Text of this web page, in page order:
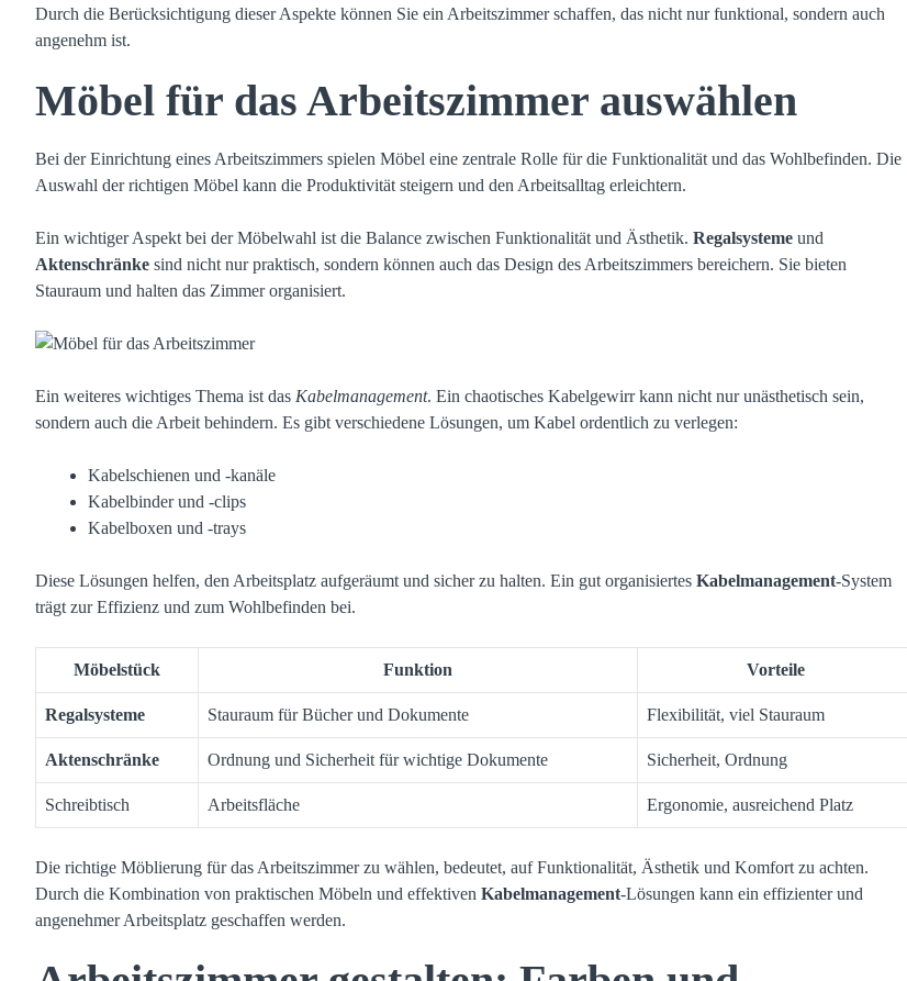
Durch die Berücksichtigung dieser Aspekte können Sie ein Arbeitszimmer schaffen, das nicht nur funktional, sondern auch
angenehm ist.
Möbel für das Arbeitszimmer auswählen
Bei der Einrichtung eines Arbeitszimmers spielen Möbel eine zentrale Rolle für die Funktionalität und das Wohlbefinden. Die
Auswahl der richtigen Möbel kann die Produktivität steigern und den Arbeitsalltag erleichtern.
Ein wichtiger Aspekt bei der Möbelwahl ist die Balance zwischen Funktionalität und Ästhetik. Regalsysteme und
Aktenschränke sind nicht nur praktisch, sondern können auch das Design des Arbeitszimmers bereichern. Sie bieten
Stauraum und halten das Zimmer organisiert.
Ein weiteres wichtiges Thema ist das Kabelmanagement. Ein chaotisches Kabelgewirr kann nicht nur unästhetisch sein,
sondern auch die Arbeit behindern. Es gibt verschiedene Lösungen, um Kabel ordentlich zu verlegen:
Kabelschienen und -kanäle
Kabelbinder und -clips
Kabelboxen und -trays
Diese Lösungen helfen, den Arbeitsplatz aufgeräumt und sicher zu halten. Ein gut organisiertes Kabelmanagement-System
trägt zur Effizienz und zum Wohlbefinden bei.
Möbelstück Funktion Vorteile
Regalsysteme Stauraum für Bücher und Dokumente Flexibilität, viel Stauraum
Aktenschränke Ordnung und Sicherheit für wichtige Dokumente Sicherheit, Ordnung
Schreibtisch Arbeitsfläche Ergonomie, ausreichend Platz
Die richtige Möblierung für das Arbeitszimmer zu wählen, bedeutet, auf Funktionalität, Ästhetik und Komfort zu achten.
Durch die Kombination von praktischen Möbeln und effektiven Kabelmanagement-Lösungen kann ein effizienter und
angenehmer Arbeitsplatz geschaffen werden.